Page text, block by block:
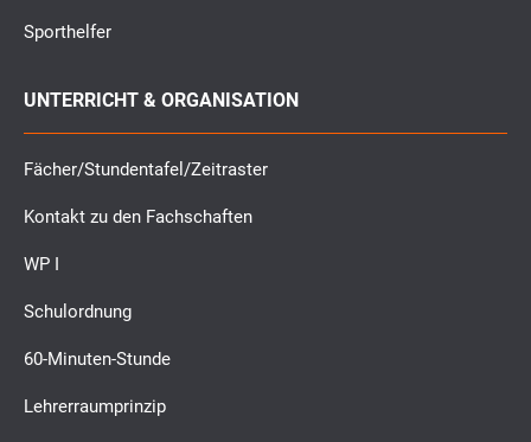
Sporthelfer
UNTERRICHT & ORGANISATION
Fächer/Stundentafel/Zeitraster
Kontakt zu den Fachschaften
WP I
Schulordnung
60-Minuten-Stunde
Lehrerraumprinzip